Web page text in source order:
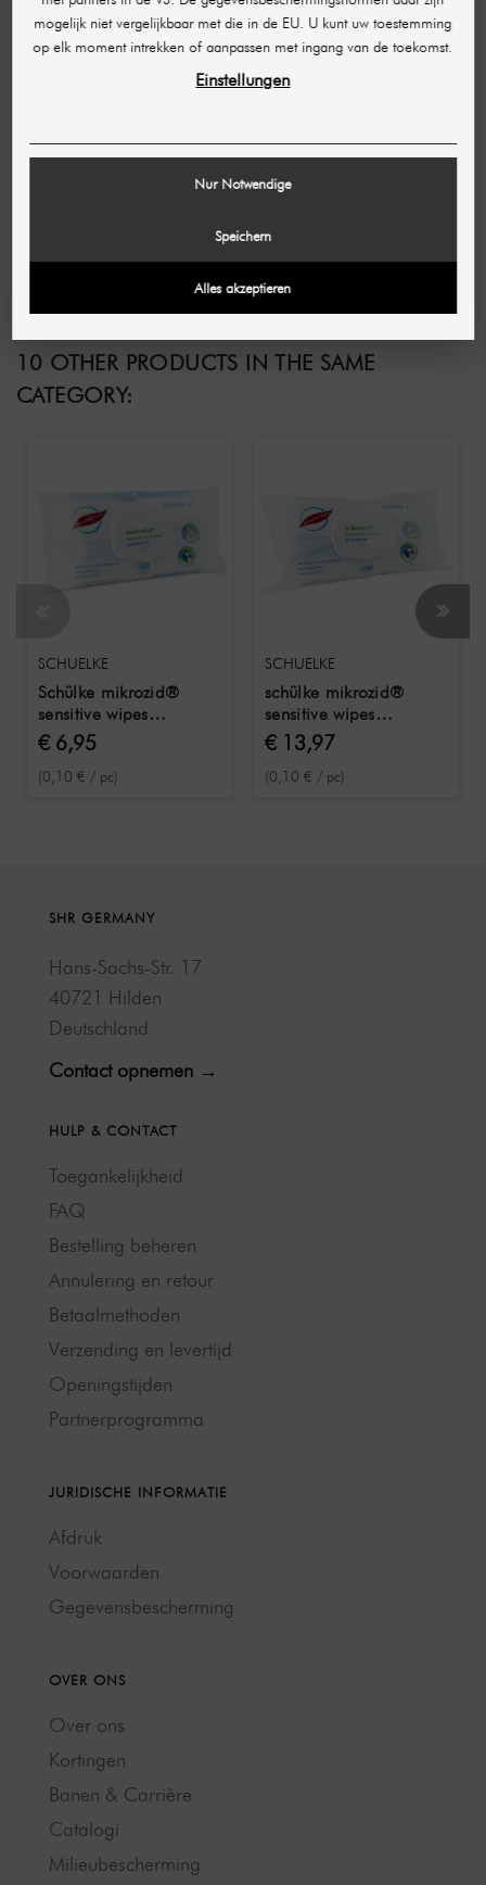
premium 50
€ 6,95
SCHUELKE
sensitive wipes
premium 100
desinfectiedoekjes
€ 13,97
10 OTHER PRODUCTS IN THE SAME
CATEGORY:
SCHUELKE
Schülke mikrozid®
sensitive wipes
premium 50
desinfectiedoekjes
€ 6,95
(0,10 € / pc)
SCHUELKE
schülke mikrozid®
sensitive wipes
premium 100
desinfectiedoekjes
€ 13,97
(0,10 € / pc)
SHR GERMANY
Hans-Sachs-Str. 17
40721 Hilden
Deutschland
Contact opnemen →
HULP & CONTACT
Toegankelijkheid
FAQ
Bestelling beheren
Annulering en retour
Betaalmethoden
Verzending en levertijd
Openingstijden
Partnerprogramma
JURIDISCHE INFORMATIE
Afdruk
Voorwaarden
Gegevensbescherming
OVER ONS
Over ons
Kortingen
Banen & Carrière
Catalogi
Milieubescherming
mogelijk niet vergelijkbaar met die in de EU. U kunt uw toestemming
op elk moment intrekken of aanpassen met ingang van de toekomst.
Einstellungen
Nur Notwendige
Speichern
Alles akzeptieren